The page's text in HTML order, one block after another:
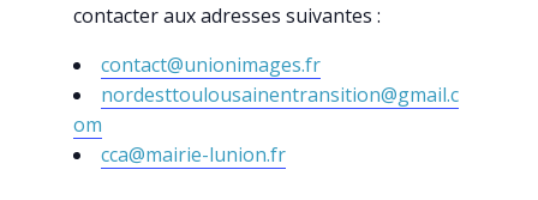
contacter aux adresses suivantes :
contact@unionimages.fr
nordesttoulousainentransition@gmail.c
om
cca@mairie-lunion.fr